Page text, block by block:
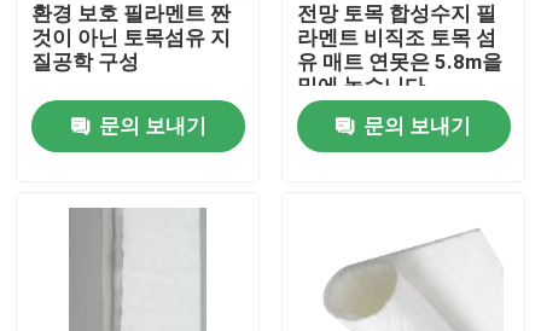
홈
회사 소개
환경 보호 필라멘트 짠
것이 아닌 토목섬유 지
질공학 구성
문의 보내기
전망 토목 합성수지 필
라멘트 비직조 토목 섬
유 매트 연못은 5.8m을
밑에 놓습니다
문의 보내기